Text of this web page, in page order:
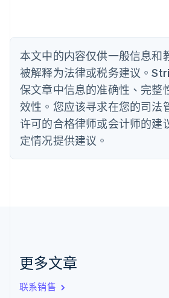
本文中的内容仅供一般信息和
被解释为法律或税务建议。
保文章中信息的准确性、完整
效性。您应该寻求在您的司法
许可的合格律师或会计师的建
定情况提供建议。
更多文章
联系销售
English
丹麦
English
德国
DeutschEnglish
法国
FrançaisEnglish
芬兰
EnglishSvenska
English Italiano
拉脱维亚
立陶宛